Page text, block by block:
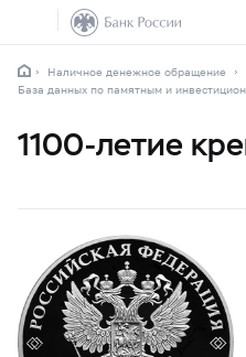
Наличное денежное обращение
База данных по памятным и
1100-летие